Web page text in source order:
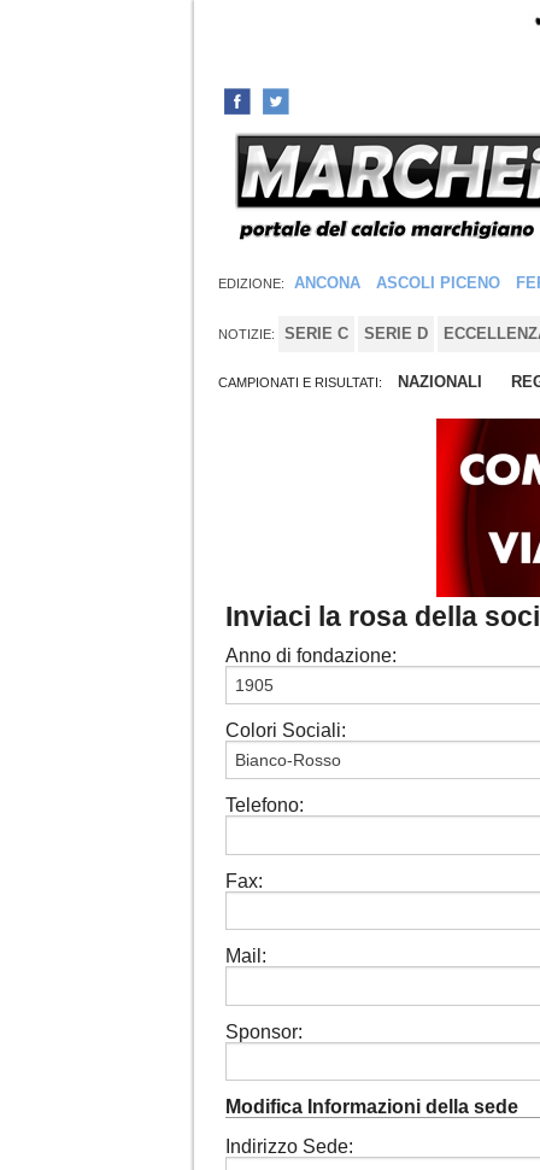
EDIZIONE: ANCONA ASCOLI PICENO
NOTIZIE: SERIE C SERIE D
CAMPIONATI E RISULTATI: NAZIONALI
Inviaci la rosa della
Anno di fondazione:
Colori Sociali:
Telefono:
Fax:
Mail:
Sponsor:
Modifica Informazioni della sede
Indirizzo Sede: